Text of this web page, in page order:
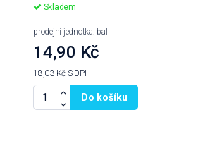
Skladem
prodejní jednotka: bal
14,90 Kč
18,03 Kč S DPH
Do košíku